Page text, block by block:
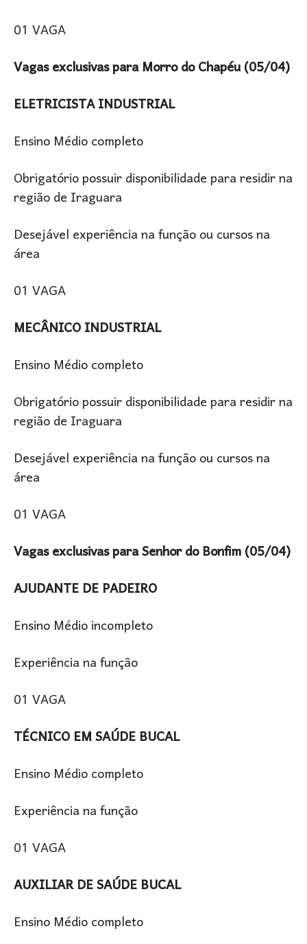
01 VAGA
Vagas exclusivas para Morro do Chapéu (05/04)
ELETRICISTA INDUSTRIAL
Ensino Médio completo
Obrigatório possuir disponibilidade para residir na
região de Iraguara
Desejável experiência na função ou cursos na
área
01 VAGA
MECÂNICO INDUSTRIAL
Ensino Médio completo
Obrigatório possuir disponibilidade para residir na
região de Iraguara
Desejável experiência na função ou cursos na
área
01 VAGA
Vagas exclusivas para Senhor do Bonfim (05/04)
AJUDANTE DE PADEIRO
Ensino Médio incompleto
Experiência na função
01 VAGA
TÉCNICO EM SAÚDE BUCAL
Ensino Médio completo
Experiência na função
01 VAGA
AUXILIAR DE SAÚDE BUCAL
Ensino Médio completo